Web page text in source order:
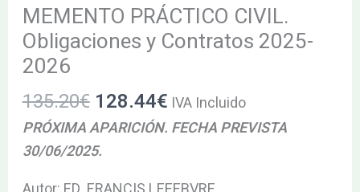
MEMENTO PRÁCTICO CIVIL.
Obligaciones y Contratos 2025-
2026
135.20€ 128.44€ IVA Incluido
PRÓXIMA APARICIÓN. FECHA PREVISTA
30/06/2025.